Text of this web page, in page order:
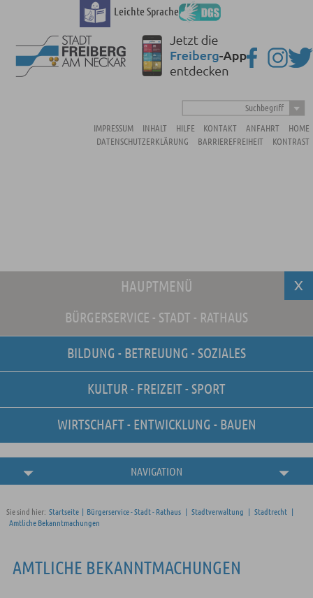
Leichte Sprache
Suchbegriff
IMPRESSUM
INHALT HILFE KONTAKT ANFAHRT
HOME
DATENSCHUTZERKLÄRUNG
BARRIEREFREIHEIT KONTRAST
HAUPTMENÜ
BÜRGERSERVICE - STADT - RATHAUS
BILDUNG - BETREUUNG - SOZIALES
KULTUR - FREIZEIT - SPORT
WIRTSCHAFT - ENTWICKLUNG - BAUEN
Unsere Stellenangebote
Online-Terminvereinbarung
Amtliche
Bekanntmachungen
NAVIGATION
Sie sind hier: Startseite | Bürgerservice - Stadt - Rathaus | Stadtverwaltung | Stadtrecht |
Amtliche Bekanntmachungen
AMTLICHE BEKANNTMACHUNGEN